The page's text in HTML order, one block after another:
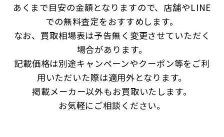
あくまで目安の金額となりますので、店舗やLINE
での無料査定をおすすめします。
なお、買取相場表は予告無く変更させていただく
場合があります。
記載価格は別途キャンペーンやクーポン等をご利
用いただいた際は適用外となります。
掲載メーカー以外もお買取いたします。
お気軽にご相談ください。